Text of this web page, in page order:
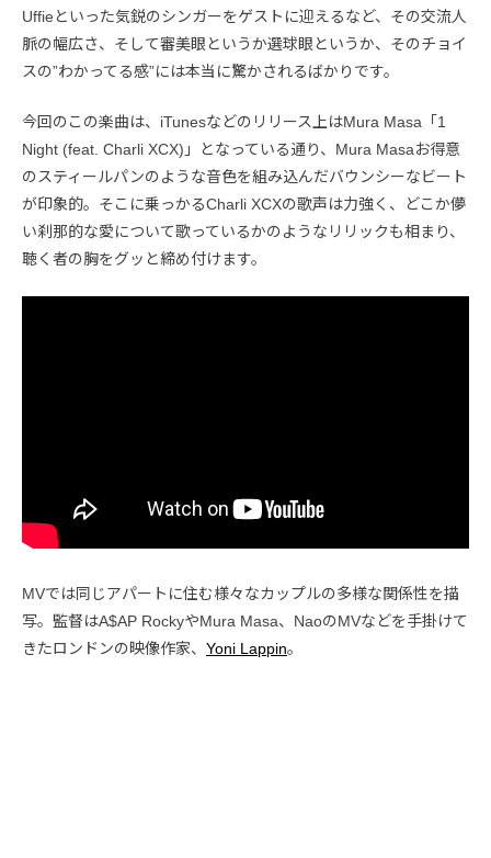
Uffieといった気鋭のシンガーをゲストに迎えるなど、その交流人
脈の幅広さ、そして審美眼というか選球眼というか、そのチョイ
スの”わかってる感”には本当に驚かされるばかりです。
今回のこの楽曲は、iTunesなどのリリース上はMura Masa「1
Night (feat. Charli XCX)」となっている通り、Mura Masaお得意
のスティールパンのような音色を組み込んだバウンシーなビート
が印象的。そこに乗っかるCharli XCXの歌声は力強く、どこか儚
い刹那的な愛について歌っているかのようなリリックも相まり、
聴く者の胸をグッと締め付けます。
MVでは同じアパートに住む様々なカップルの多様な関係性を描
写。監督はA$AP RockyやMura Masa、NaoのMVなどを手掛けて
きたロンドンの映像作家、 Yoni Lappin。